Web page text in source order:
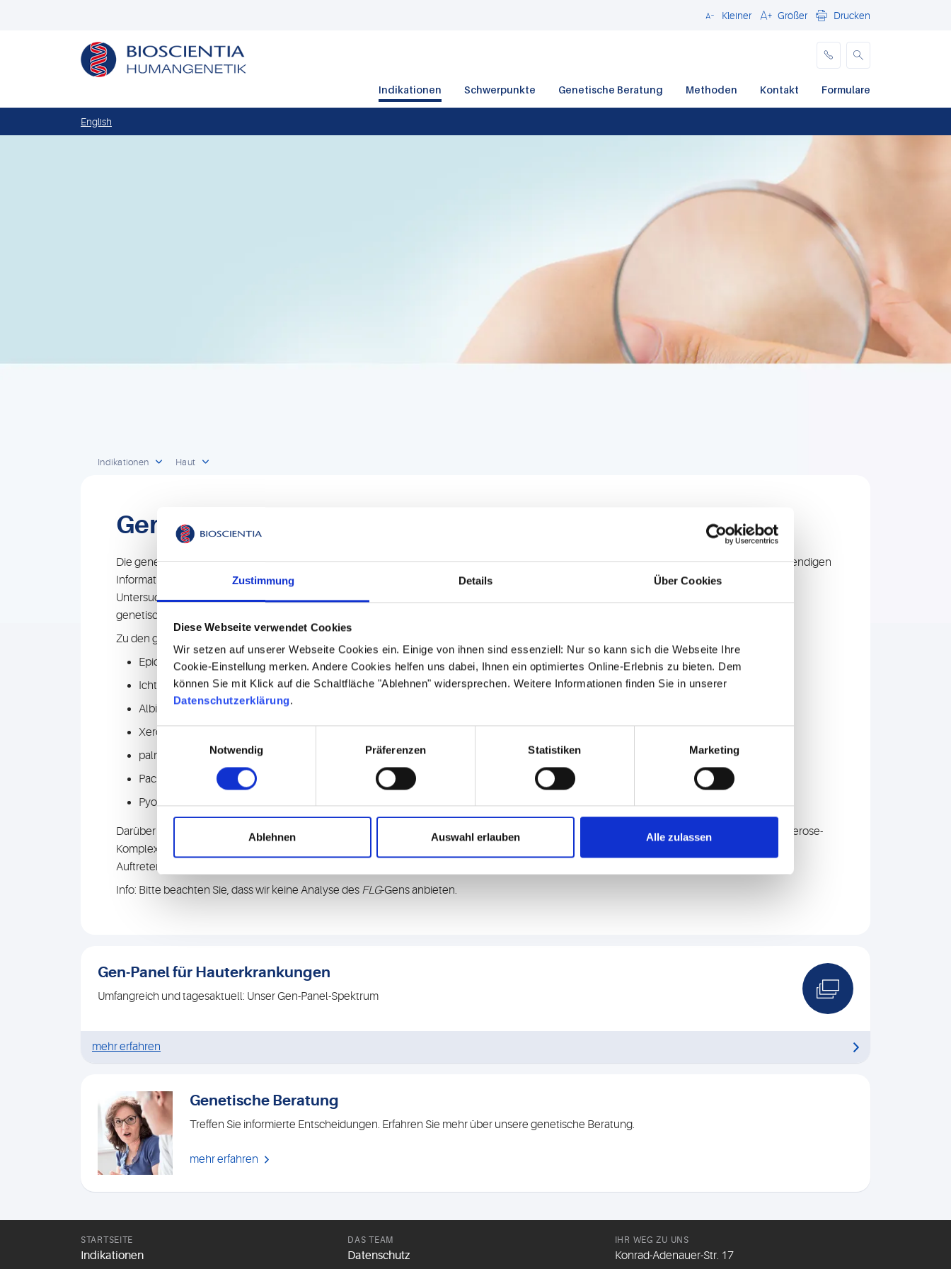
Zustimmung Details Über Cookies
Diese Webseite verwendet Cookies
Wir setzen auf unserer Webseite Cookies ein. Einige von ihnen sind essenziell: Nur so kann sich die Webseite Ihre
Cookie-Einstellung merken. Andere Cookies helfen uns dabei, Ihnen ein optimiertes Online-Erlebnis zu bieten. Dem
können Sie mit Klick auf die Schaltfläche "Ablehnen" widersprechen. Weitere Informationen finden Sie in unserer
Datenschutzerklärung.
Einwilligungsauswahl
Notwendig
Präferenzen Statistiken Marketing
Ablehnen Auswahl erlauben Alle zulassen
Schließen
Kleiner Größer Drucken
Indikationen Schwerpunkte Genetische Beratung Methoden Kontakt Formulare
English
Indikationen Haut
Genetisch bedingte Hauterkrankungen
Die genetische Diagnostik ist ein effizienter Weg, um erbliche dermatologische Erkrankungen zu subtypisieren. Eine Diagnose liefert die notwendigen
Informationen, um sichere, individuelle Behandlungs- und Therapieentscheidungen zu treffen. Die Informationen aus einer genetischen
Untersuchung können zudem dabei helfen, die Erkrankung und ihren Verlauf besser einzuschätzen. Darüber hinaus gibt der Nachweis der
genetischen Ursache Auskunft über den Vererbungsmodus innerhalb einer Familie - unerlässlich für eine ausführliche genetische Beratung.
Zu den genetischen Hauterkrankungen zählen u.a.
Epidermyolosis bullosa
Ichthyosen
Albinismus
Xeroderma pigmentosum
palmoplantare Keratose
Pachyonychia congenita
Pyoderma gangrenosum
Darüber hinaus gibt es zahlreiche syndromale Erkrankungen, die mit einer Hautbeteiligung einhergehen (z.B. Neurofibromatose, tuberöse Sklerose-
Komplex, ektodermale Dysplasie; Ehlers-Danlos-, Gorlin-Goltz-, Costello- und kardio-fazio-kutanes Syndrom). Auch bei familiärer Häufung oder
Auftreten multipler Melanome kann eine genetische Ursache vorliegen.
Info: Bitte beachten Sie, dass wir keine Analyse des FLG-Gens anbieten.
Gen-Panel für Hauterkrankungen
Umfangreich und tagesaktuell: Unser Gen-Panel-Spektrum
mehr erfahren
Genetische Beratung
Treffen Sie informierte Entscheidungen. Erfahren Sie mehr über unsere genetische Beratung.
mehr erfahren
STARTSEITE
Indikationen
DAS TEAM
Datenschutz
IHR WEG ZU UNS
Konrad-Adenauer-Str. 17